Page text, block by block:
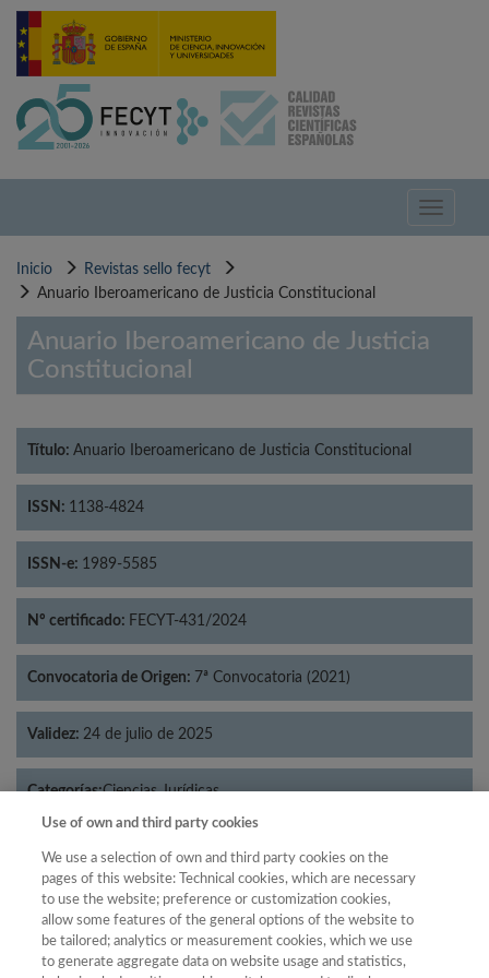
Pasar
contenido
Toggle
Inicio
Revistas sello fecyt
Anuario Iberoamericano de Justicia Constitucional
Anuario Iberoamericano de Justicia
Constitucional
Título: Anuario Iberoamericano de Justicia Constitucional
ISSN: 1138-4824
ISSN-e: 1989-5585
Nº certificado: FECYT-431/2024
Convocatoria de Origen: 7ª Convocatoria (2021)
Validez: 24 de julio de 2025
Categorías:Ciencias Jurídicas
Año
Año Filtrar
Use of own and third party cookies
We use a selection of own and third party cookies on the
pages of this website: Technical cookies, which are necessary
to use the website; preference or customization cookies,
allow some features of the general options of the website to
be tailored; analytics or measurement cookies, which we use
to generate aggregate data on website usage and statistics,